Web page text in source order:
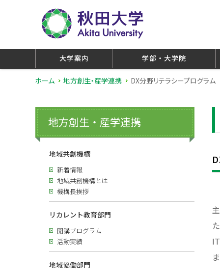
大学案内 学部・大学院
ホーム 地方創生・産学連携 DX分野リテラシープログラム
地方創生・産学連携
地域共創機構
新着情報
地域共創機構とは
機構長挨拶
リカレント教育部門
開講プログラム
活動実績
地域協働部門